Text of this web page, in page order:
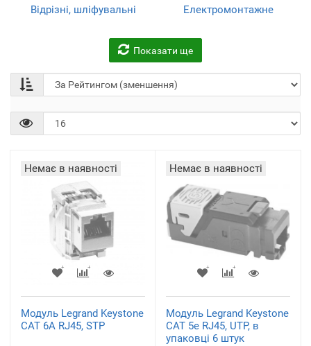
Відрізні, шліфувальні
Електромонтажне
Щити електричні Розетки і вимикачі
Показати ще
Немає в наявності
Модуль Legrand Keystone
САТ 6А RJ45, STP
Немає в наявності
Модуль Legrand Keystone
САТ 5e RJ45, UTP, в
упаковці 6 штук